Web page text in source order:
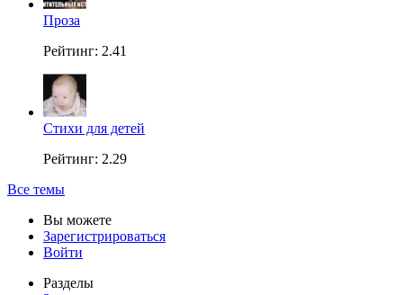
Проза
Рейтинг: 2.41
Стихи для детей
Рейтинг: 2.29
Все темы
Вы можете
Зарегистрироваться
Войти
Разделы